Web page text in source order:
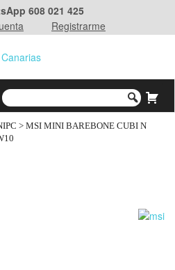
608 021 425
Registrarme
> MSI MINI BAREBONE CUBI N